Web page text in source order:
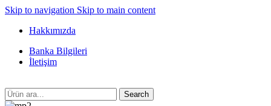
Skip to navigation Skip to main content
Hakkımızda
Banka Bilgileri
İletişim
Search